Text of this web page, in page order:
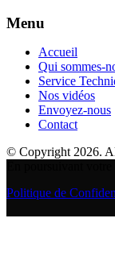
Menu
Accueil
Qui sommes-
Service
Nos vidéos
Envoyez-nous
Contact
© Copyright 2026.
Politique de